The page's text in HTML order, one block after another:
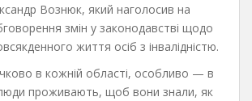
Вознюк, який наголосив на
змін у законодавстві щодо
життя осіб з інвалідністю.
в кожній області, особливо — в
проживають, щоб вони знали, як